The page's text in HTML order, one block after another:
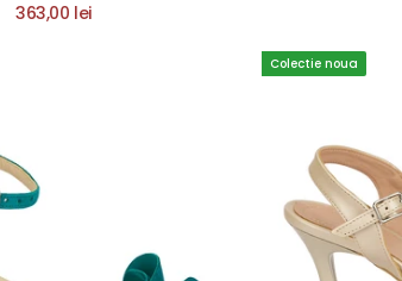
363,00 lei
Colectie noua